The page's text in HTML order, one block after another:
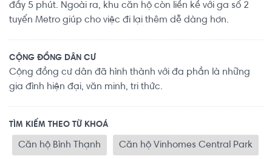
đầy 5 phút. Ngoài ra, khu căn hộ còn liền kề với ga số 2
tuyến Metro giúp cho việc đi lại thêm dễ dàng hơn.
CỘNG ĐỒNG DÂN CƯ
Cộng đồng cư dân đã hình thành với đa phần là những
gia đình hiện đại, văn minh, tri thức.
TÌM KIẾM THEO TỪ KHOÁ
Căn hộ Bình Thạnh Căn hộ Vinhomes Central Park